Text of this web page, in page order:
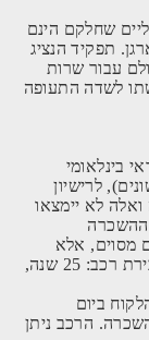
שחלקם הינם
תפקיד הנציג
עבור שרות
לשדה התעופה
בינלאומי
לרישיון
ואלה לא יימצאו
מסוים, אלא
מקבוצת רכבים מסוימת בלבד. גיל מינימום לשכירת רכב: 25 שנה,
הלקוח ביום
הרכב ניתן